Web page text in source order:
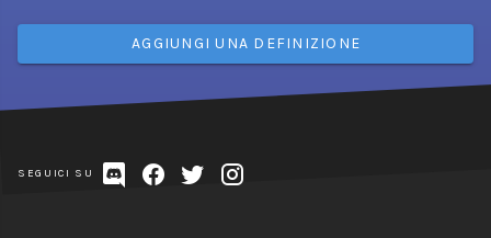
AGGIUNGI UNA DEFINIZIONE
SEGUICI SU